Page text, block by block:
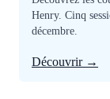
Henry. Cinq
décembre.
Découvrir →